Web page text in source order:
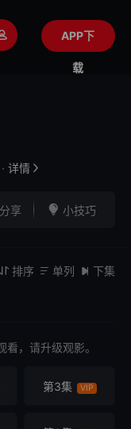
APP下
载
· 详情 
分享  小技巧
 排序  单列  下集
，请升级观影。
第3集 VIP